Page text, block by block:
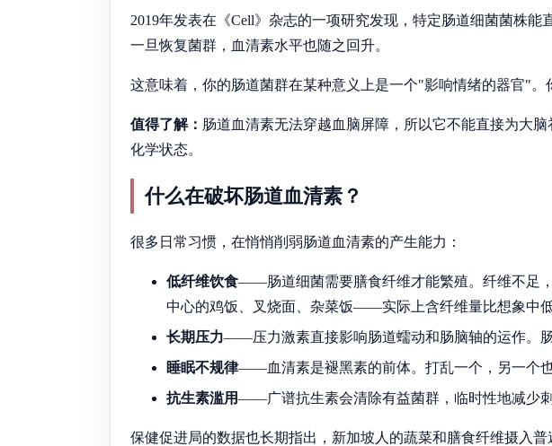
2019年发表在《Cell》杂志的一项研究发现，特定肠道细菌菌株
一旦恢复菌群，血清素水平也随之回升。
这意味着，你的肠道菌群在某种意义上是一个"影响情绪的器官"。
值得了解： 肠道血清素无法穿越血脑屏障，所以它不能直接为大
化学状态。
什么在破坏肠道血清素？
很多日常习惯，在悄悄削弱肠道血清素的产生能力：
低纤维饮食——肠道细菌需要膳食纤维才能繁殖。纤维不足
中心的鸡饭、叉烧面、杂菜饭——实际上含纤维量比想象中低
长期压力——压力激素直接影响肠道蠕动和肠脑轴的运作。
睡眠不规律——血清素是褪黑素的前体。打乱一个，另一个也
抗生素滥用——广谱抗生素会清除有益菌群，临时性地减少刺
保健促进局的数据也长期指出，新加坡人的蔬菜和膳食纤维摄入